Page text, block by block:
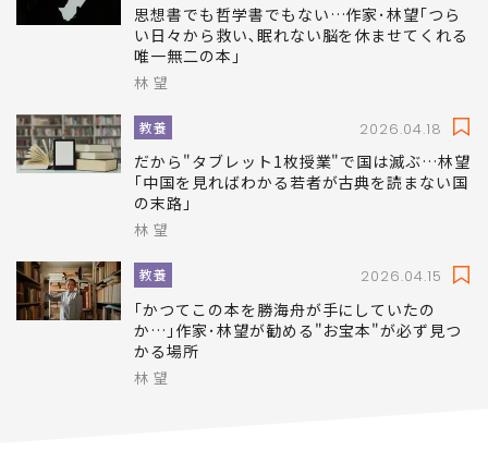
思想書でも哲学書でもない…作家･林望｢つら
い日々から救い､眠れない脳を休ませてくれる
唯一無二の本｣
林 望
教養 2026.04.18
だから"タブレット1枚授業"で国は滅ぶ…林望
｢中国を見ればわかる若者が古典を読まない国
の末路｣
林 望
教養 2026.04.15
｢かつてこの本を勝海舟が手にしていたの
か…｣作家･林望が勧める"お宝本"が必ず見つ
かる場所
林 望